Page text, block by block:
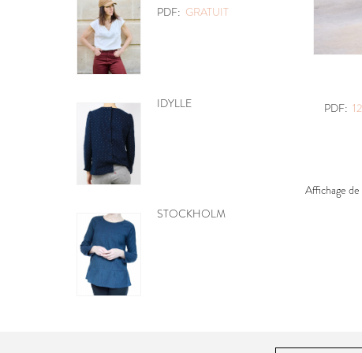
PDF: GRATUIT
MOBILE CŒURS
BE PRETTY
PDF:
Affichage